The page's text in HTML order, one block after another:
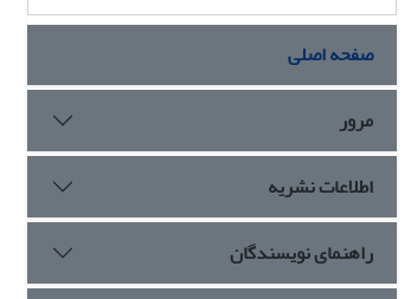
صفحه اصلی
مرور
اطلاعات نشریه
راهنمای نویسندگان